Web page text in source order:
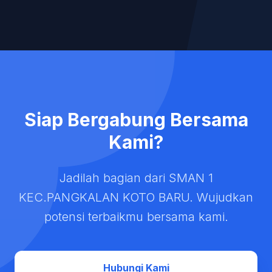
Siap Bergabung Bersama
Kami?
Jadilah bagian dari SMAN 1
KEC.PANGKALAN KOTO BARU. Wujudkan
potensi terbaikmu bersama kami.
Hubungi Kami